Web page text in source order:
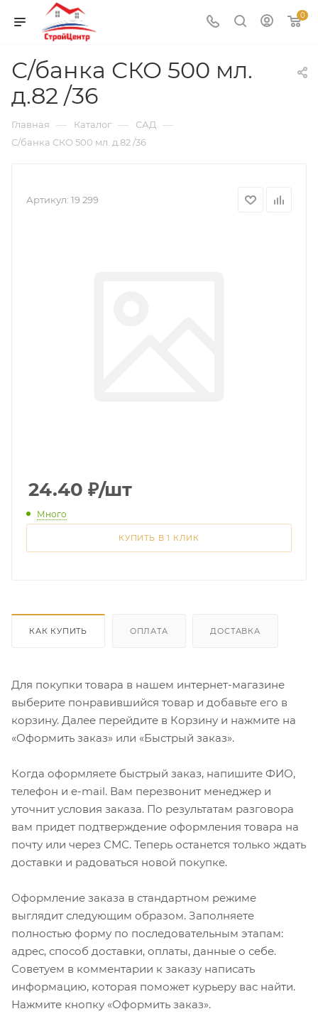
0
С/банка СКО 500 мл.
д.82 /36
Главная — Каталог — САД —
С/банка СКО 500 мл. д.82 /36
Артикул: 19 299
24.40 ₽/шт
Много
КУПИТЬ В 1 КЛИК
КАК КУПИТЬ ОПЛАТА ДОСТАВКА
Для покупки товара в нашем интернет-магазине
выберите понравившийся товар и добавьте его в
корзину. Далее перейдите в Корзину и нажмите на
«Оформить заказ» или «Быстрый заказ».
Когда оформляете быстрый заказ, напишите ФИО,
телефон и e-mail. Вам перезвонит менеджер и
уточнит условия заказа. По результатам разговора
вам придет подтверждение оформления товара на
почту или через СМС. Теперь останется только ждать
доставки и радоваться новой покупке.
Оформление заказа в стандартном режиме
выглядит следующим образом. Заполняете
полностью форму по последовательным этапам:
адрес, способ доставки, оплаты, данные о себе.
Советуем в комментарии к заказу написать
информацию, которая поможет курьеру вас найти.
Нажмите кнопку «Оформить заказ».